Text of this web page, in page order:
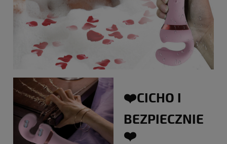
❤️CICHO I
BEZPIECZNIE
❤️